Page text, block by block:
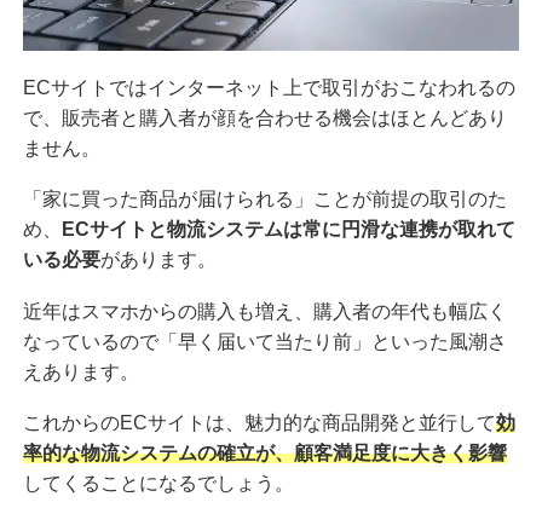
ECサイトではインターネット上で取引がおこなわれるの
で、販売者と購入者が顔を合わせる機会はほとんどあり
ません。
「家に買った商品が届けられる」ことが前提の取引のた
め、
ECサイトと物流システムは常に円滑な連携が取れて
いる必要があります。
近年はスマホからの購入も増え、購入者の年代も幅広く
なっているので「早く届いて当たり前」といった風潮さ
えあります。
これからのECサイトは、魅力的な商品開発と並行して効
率的な物流システムの確立が、顧客満足度に大きく影響
してくることになるでしょう。